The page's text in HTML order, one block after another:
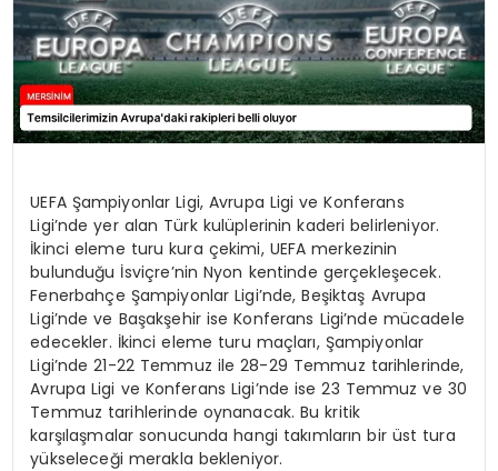
UEFA Şampiyonlar Ligi, Avrupa Ligi ve Konferans
Ligi’nde yer alan Türk kulüplerinin kaderi belirleniyor.
İkinci eleme turu kura çekimi, UEFA merkezinin
bulunduğu İsviçre’nin Nyon kentinde gerçekleşecek.
Fenerbahçe Şampiyonlar Ligi’nde, Beşiktaş Avrupa
Ligi’nde ve Başakşehir ise Konferans Ligi’nde mücadele
edecekler. İkinci eleme turu maçları, Şampiyonlar
Ligi’nde 21-22 Temmuz ile 28-29 Temmuz tarihlerinde,
Avrupa Ligi ve Konferans Ligi’nde ise 23 Temmuz ve 30
Temmuz tarihlerinde oynanacak. Bu kritik
karşılaşmalar sonucunda hangi takımların bir üst tura
yükseleceği merakla bekleniyor.